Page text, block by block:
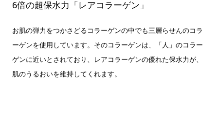
6倍の超保水力「レアコラーゲン」
お肌の弾力をつかさどるコラーゲンの中でも三層らせんのコラ
ーゲンを使用しています。そのコラーゲンは、「人」のコラー
ゲンに近いとされており、レアコラーゲンの優れた保水力が、
肌のうるおいを維持してくれます。